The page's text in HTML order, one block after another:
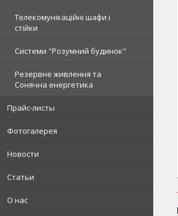
Телекомунікаційні шафи і
стійки
Системи "Розумний будинок"
Резервне живлення та
Сонячна енергетика
Прайс-листы
Фотогалерея
Новости
Статьи
О нас